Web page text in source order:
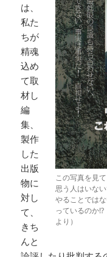
この写真を見
思う人はいな
やることでは
っているのか
より）
は、
私た
ちが
精魂
込め
て取
材し
編
集、
製作
した
出版
物に
対し
て、
きち
んと